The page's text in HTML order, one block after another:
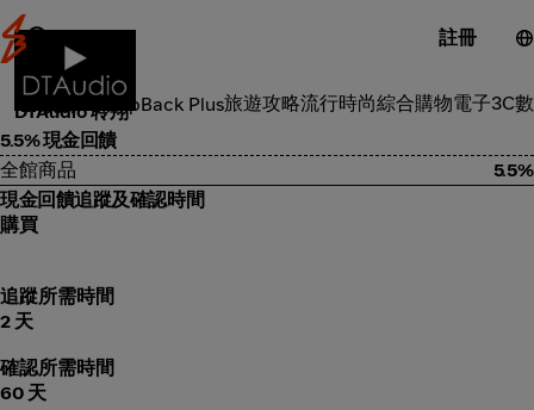
註冊
ShopBack Plus旅遊攻略流行時尚綜合購物電子3C
3C電子
DTAudio 聆翔
5.5% 現金回饋
全館商品
5.5%
現金回饋追蹤及確認時間
購買
追蹤所需時間
2 天
確認所需時間
60 天